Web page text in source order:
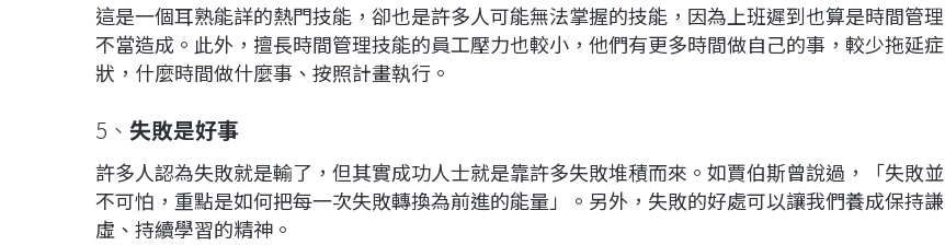
這是一個耳熟能詳的熱門技能，卻也是許多人可能無法掌握的技能，因為上班遲到也算是時間管理
不當造成。此外，擅長時間管理技能的員工壓力也較小，他們有更多時間做自己的事，較少拖延症
狀，什麼時間做什麼事、按照計畫執行。
5、 失敗是好事
許多人認為失敗就是輸了，但其實成功人士就是靠許多失敗堆積而來。如賈伯斯曾說過，「失敗並
不可怕，重點是如何把每一次失敗轉換為前進的能量」。另外，失敗的好處可以讓我們養成保持謙
虛、持續學習的精神。